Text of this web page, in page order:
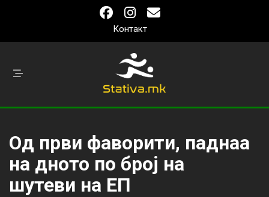
Контакт
Од први фаворити, паднаа
на дното по број на
шутеви на ЕП